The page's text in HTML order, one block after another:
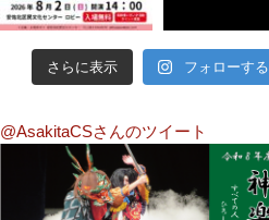
さらに表示 フォローする
@AsakitaCSさんのツイート